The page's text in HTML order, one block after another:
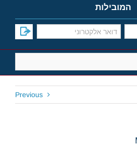
המובילות
Previous